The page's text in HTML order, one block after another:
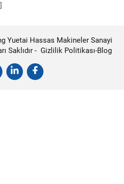
Yuetai Hassas Makineler Sanayi
Saklıdır - Gizlilik Politikası-Blog